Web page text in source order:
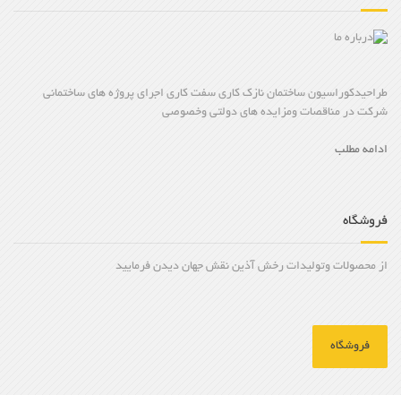
طراحیدکوراسیون ساختمان نازک کاری سفت کاری اجرای پروژه های ساختمانی
شرکت در مناقصات ومزایده های دولتی وخصوصی
ادامه مطلب
فروشگاه
از محصولات وتولیدات رخش آذین نقش جهان دیدن فرمایید
فروشگاه